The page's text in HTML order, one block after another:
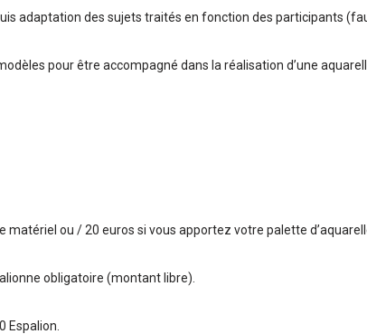
adaptation des sujets traités en fonction des participants
pour être accompagné dans la réalisation d’une
matériel ou / 20 euros si vous apportez votre palette
obligatoire (montant libre).
Espalion.